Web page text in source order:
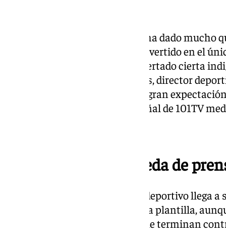
ha dado mucho
el club de La Rosaleda se ha convertido en el
en esta ventana, lo que ha despertado cierta
Sobre ello hablará Loren Juarros, director
de prensa que contará con una gran
seguir en directo gracias a la señal de 101TV
14.35 | Termina la rueda de
La comparecencia del director deportivo llega
temas referentes al mercado y la plantilla,
negociaciones con jugadores que terminan